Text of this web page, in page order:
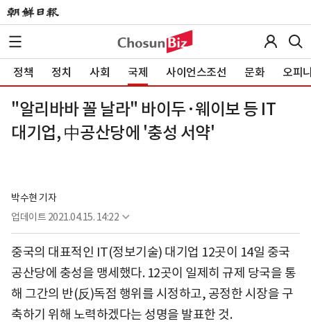
정책 정치 사회 국제 사이언스조선 문화 오피
"알리바바 꼴 날라" 바이두·웨이보 등 IT
대기업, 中공산당에 '충성 서약'
박수현 기자
업데이트 2021.04.15. 14:22
중국의 대표적인 IT(정보기술) 대기업 12곳이 14일 중국
공산당에 충성을 맹세했다. 12곳이 일제히 규제 당국을 통
해 그간의 반(反)독점 행위를 시정하고, 공정한 시장을 구
축하기 위해 노력하겠다는 성명을 발표한 것.